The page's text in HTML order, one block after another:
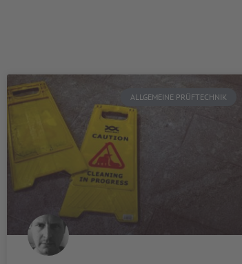
ALLGEMEINE PRÜFTECHNIK